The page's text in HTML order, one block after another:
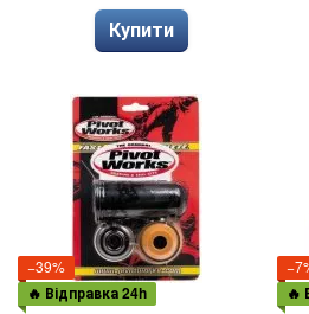
Купити
−39%
🔥 Відправка 24h 🔥